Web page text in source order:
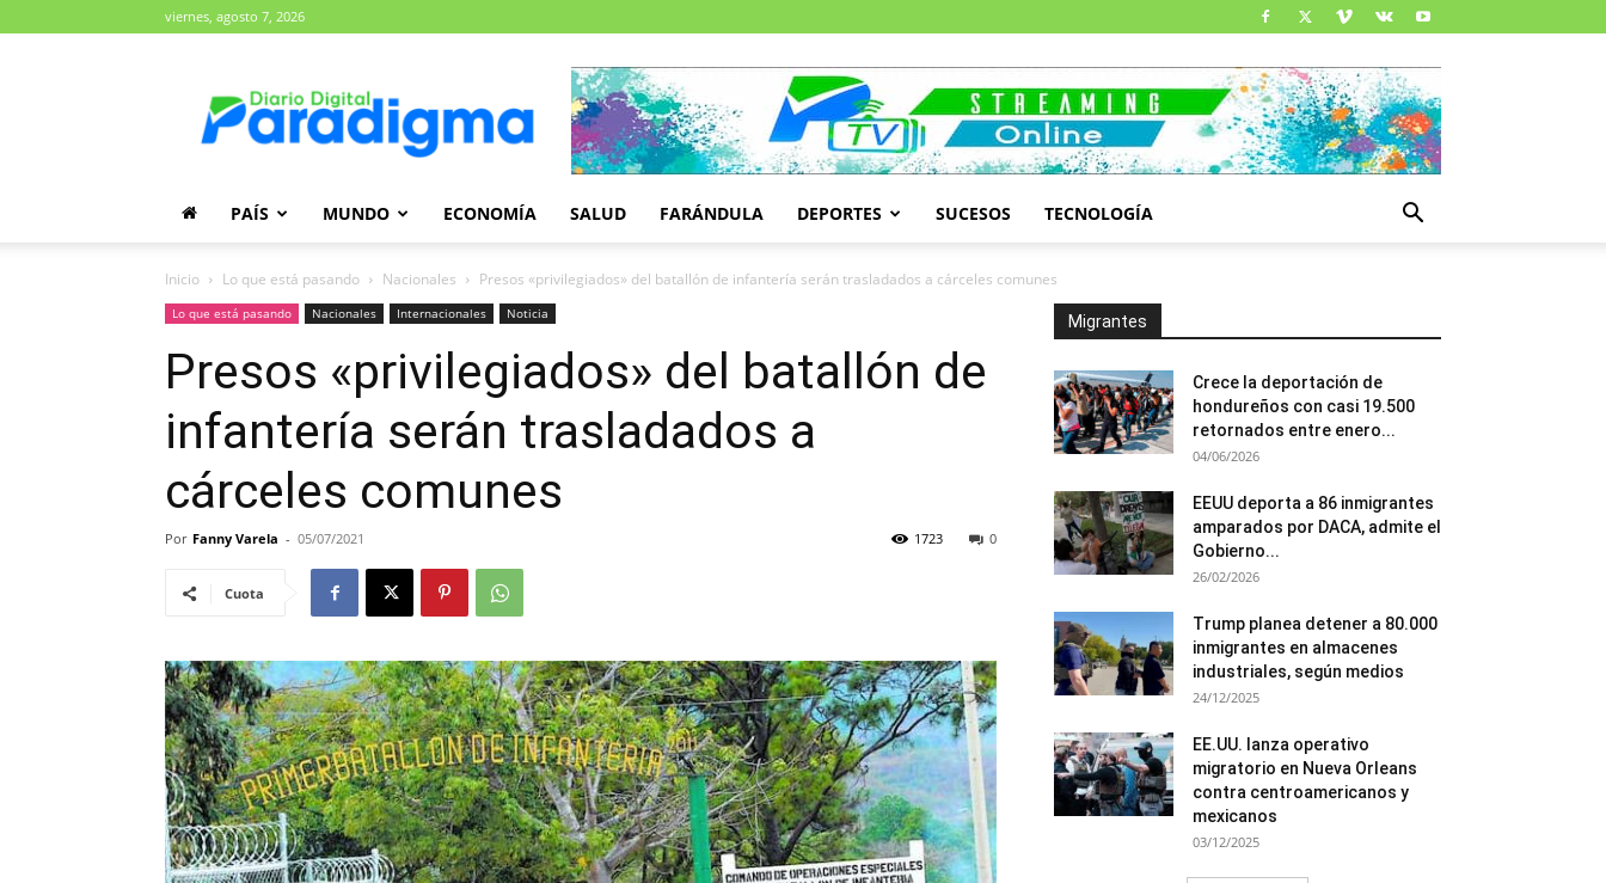
viernes, agosto 7, 2026
Paradigma
PAÍS MUNDO ECONOMÍA SALUD FARÁNDULA DEPORTES SUCESOS TECNOLOGÍA
Inicio Lo que está pasando Nacionales Presos «privilegiados» del batallón de infantería serán trasladados a cárceles comunes
Lo que está pasando Nacionales Internacionales Noticia
Presos «privilegiados» del batallón de
infantería serán trasladados a
cárceles comunes
Por Fanny Varela - 05/07/2021 0
1723
Cuota
Migrantes
Crece la deportación de
hondureños con casi 19.500
retornados entre enero...
04/06/2026
EEUU deporta a 86 inmigrantes
amparados por DACA, admite el
Gobierno...
26/02/2026
Trump planea detener a 80.000
inmigrantes en almacenes
industriales, según medios
24/12/2025
EE.UU. lanza operativo
migratorio en Nueva Orleans
contra centroamericanos y
mexicanos
03/12/2025